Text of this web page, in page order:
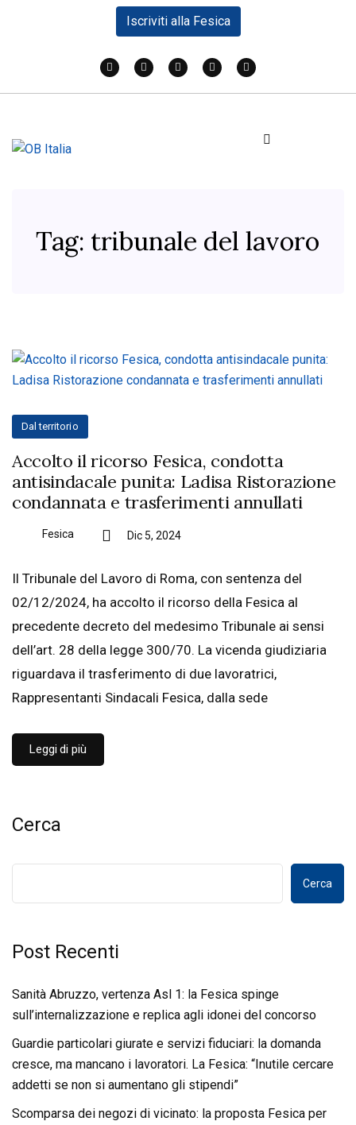
Iscriviti alla Fesica
Tag: tribunale del lavoro
Dal territorio
Accolto il ricorso Fesica, condotta
antisindacale punita: Ladisa Ristorazione
condannata e trasferimenti annullati
Fesica Dic 5, 2024
Il Tribunale del Lavoro di Roma, con sentenza del
02/12/2024, ha accolto il ricorso della Fesica al
precedente decreto del medesimo Tribunale ai sensi
dell’art. 28 della legge 300/70. La vicenda giudiziaria
riguardava il trasferimento di due lavoratrici,
Rappresentanti Sindacali Fesica, dalla sede
Leggi di più
Cerca
Cerca
Post Recenti
Sanità Abruzzo, vertenza Asl 1: la Fesica spinge
sull’internalizzazione e replica agli idonei del concorso
Guardie particolari giurate e servizi fiduciari: la domanda
cresce, ma mancano i lavoratori. La Fesica: “Inutile cercare
addetti se non si aumentano gli stipendi”
Scomparsa dei negozi di vicinato: la proposta Fesica per